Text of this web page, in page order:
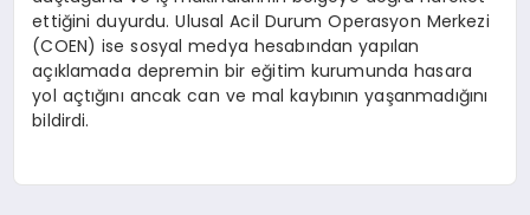
ettiğini duyurdu. Ulusal Acil Durum Operasyon Merkezi
(COEN) ise sosyal medya hesabından yapılan
açıklamada depremin bir eğitim kurumunda hasara
yol açtığını ancak can ve mal kaybının yaşanmadığını
bildirdi.